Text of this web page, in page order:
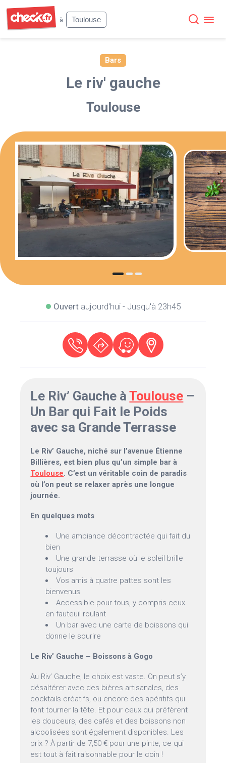
à
Toulouse
Bars
Le riv' gauche
Toulouse
Ouvertaujourd'hui - Jusqu'à 23h45
Le Riv’ Gauche àToulouse –
Un Bar qui Fait le Poids
avec sa Grande Terrasse
Le Riv’ Gauche, niché sur l’avenue Étienne
Billières, est bien plus qu’un simple bar à
Toulouse. C’est un véritable coin de paradis
où l’on peut se relaxer après une longue
journée.
En quelques mots
Une ambiance décontractée qui fait du
bien
Une grande terrasse où le soleil brille
toujours
Vos amis à quatre pattes sont les
bienvenus
Accessible pour tous, y compris ceux
en fauteuil roulant
Un bar avec une carte de boissons qui
donne le sourire
Le Riv’ Gauche – Boissons à Gogo
Au Riv’ Gauche, le choix est vaste. On peut s’y
désaltérer avec des bières artisanales, des
cocktails créatifs, ou encore des apéritifs qui
font tourner la tête. Et pour ceux qui préfèrent
les douceurs, des cafés et des boissons non
alcoolisées sont également disponibles. Les
prix ? À partir de 7,50 € pour une pinte, ce qui
est tout à fait raisonnable pour le coin !